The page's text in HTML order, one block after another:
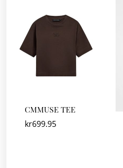
CMMUSE TEE
kr699.95